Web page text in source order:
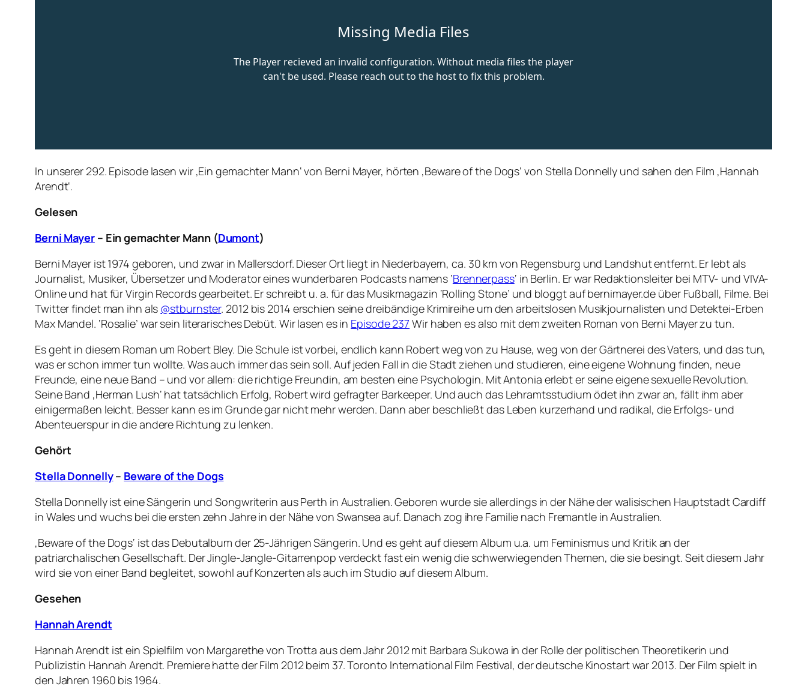
In unserer 292. Episode lasen wir ‚Ein gemachter Mann‘ von Berni Mayer, hörten ‚Beware of the Dogs‘ von Stella Donnelly und sahen den Film ‚Hannah
Arendt‘.
Gelesen
Berni Mayer– Ein gemachter Mann (Dumont)
Berni Mayer ist 1974 geboren, und zwar in Mallersdorf. Dieser Ort liegt in Niederbayern, ca. 30 km von Regensburg und Landshut entfernt. Er lebt als
Journalist, Musiker, Übersetzer und Moderator eines wunderbaren Podcasts namens ‘Brennerpass‘ in Berlin. Er war Redaktionsleiter bei MTV- und VIVA-
Online und hat für Virgin Records gearbeitet. Er schreibt u. a. für das Musikmagazin ‘Rolling Stone’ und bloggt auf bernimayer.de über Fußball, Filme. Bei
Twitter findet man ihn als @stburnster. 2012 bis 2014 erschien seine dreibändige Krimireihe um den arbeitslosen Musikjournalisten und Detektei-Erben
Max Mandel. ‘Rosalie’ war sein literarisches Debüt. Wir lasen es in Episode 237 Wir haben es also mit dem zweiten Roman von Berni Mayer zu tun.
Es geht in diesem Roman um Robert Bley. Die Schule ist vorbei, endlich kann Robert weg von zu Hause, weg von der Gärtnerei des Vaters, und das tun,
was er schon immer tun wollte. Was auch immer das sein soll. Auf jeden Fall in die Stadt ziehen und studieren, eine eigene Wohnung finden, neue
Freunde, eine neue Band – und vor allem: die richtige Freundin, am besten eine Psychologin. Mit Antonia erlebt er seine eigene sexuelle Revolution.
Seine Band ‚Herman Lush‘ hat tatsächlich Erfolg, Robert wird gefragter Barkeeper. Und auch das Lehramtsstudium ödet ihn zwar an, fällt ihm aber
einigermaßen leicht. Besser kann es im Grunde gar nicht mehr werden. Dann aber beschließt das Leben kurzerhand und radikal, die Erfolgs- und
Abenteuerspur in die andere Richtung zu lenken.
Gehört
Stella Donnelly– Beware of the Dogs
Stella Donnelly ist eine Sängerin und Songwriterin aus Perth in Australien. Geboren wurde sie allerdings in der Nähe derwalisischen Hauptstadt Cardiff
in Wales und wuchs bei die ersten zehn Jahre in der Nähe von Swansea auf. Danach zog ihre Familie nach Fremantle in Australien.
‚Beware of the Dogs‘ ist das Debutalbum der 25-Jährigen Sängerin. Und es geht auf diesem Album u.a. um Feminismus und Kritik an der
patriarchalischen Gesellschaft. Der Jingle-Jangle-Gitarrenpop verdeckt fast ein wenig die schwerwiegenden Themen, die sie besingt. Seit diesem Jahr
wird sie von einer Band begleitet, sowohl auf Konzerten als auch im Studio auf diesem Album.
Gesehen
Hannah Arendt
Hannah Arendt ist ein Spielfilm von Margarethe von Trotta aus dem Jahr 2012 mit Barbara Sukowa in der Rolle der politischen Theoretikerin und
Publizistin Hannah Arendt. Premiere hatte der Film 2012 beim 37. Toronto International Film Festival, der deutsche Kinostart war 2013. Der Film spielt in
den Jahren 1960 bis 1964.